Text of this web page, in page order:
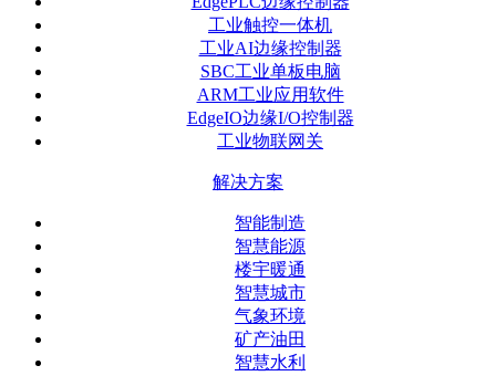
工业触控一体机
工业AI边缘控制器
SBC工业单板电脑
ARM工业应用软件
EdgeIO边缘I/O控制器
工业物联网关
解决方案
智能制造
智慧能源
楼宇暖通
智慧城市
气象环境
矿产油田
智慧水利